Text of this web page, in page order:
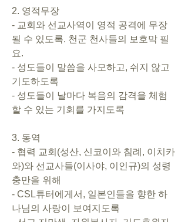
2. 영적무장
- 교회와 선교사역이 영적 공격에 무장
될 수 있도록. 천군 천사들의 보호막 필
요.
- 성도들이 말씀을 사모하고, 쉬지 않고
기도하도록
- 성도들이 날마다 복음의 감격을 체험
할 수 있는 기회를 가지도록
3. 동역
- 협력 교회(성산, 신코이와 침례, 이치카
와)와 선교사들(이사야, 이인규)의 성령
충만을 위해
- CSL튜터에게서, 일본인들을 향한 하
나님의 사랑이 보여지도록